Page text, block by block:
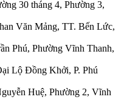
30 tháng 4, Phường 3,
Văn Mảng, TT. Bến Lức,
Phú, Phường Vĩnh Thanh,
Lộ Đồng Khởi, P. Phú
Huệ, Phường 2, Vĩnh